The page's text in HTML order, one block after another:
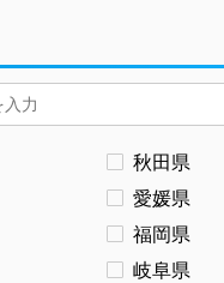
秋田県
愛媛県
福岡県
岐阜県